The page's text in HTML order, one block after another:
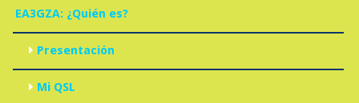
EA3GZA: ¿Quién es?
Presentación
Mi QSL